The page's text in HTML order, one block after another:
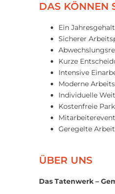
DAS KÖNNEN
Ein
Sicherer
Kurze
Intensive
Moderne
Individuelle
Kostenfreie
Geregelte
ÜBER UNS
Das Tatenwerk –